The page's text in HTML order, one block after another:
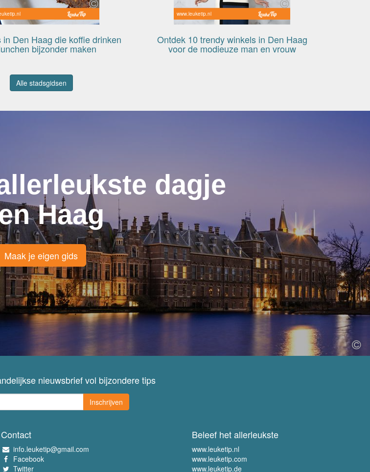
in Den Haag die koffie drinken
bijzonder maken
www.leuketip.nl
Ontdek 10 trendy winkels in Den Haag
voor de modieuze man en vrouw
Alle stadsgidsen
dagje
Haag
Maak je eigen gids
nieuwsbrief vol bijzondere tips
Inschrijven
Contact
info.leuketip@gmail.com
Facebook
Twitter
Beleef het allerleukste
www.leuketip.nl
www.leuketip.com
www.leuketip.de